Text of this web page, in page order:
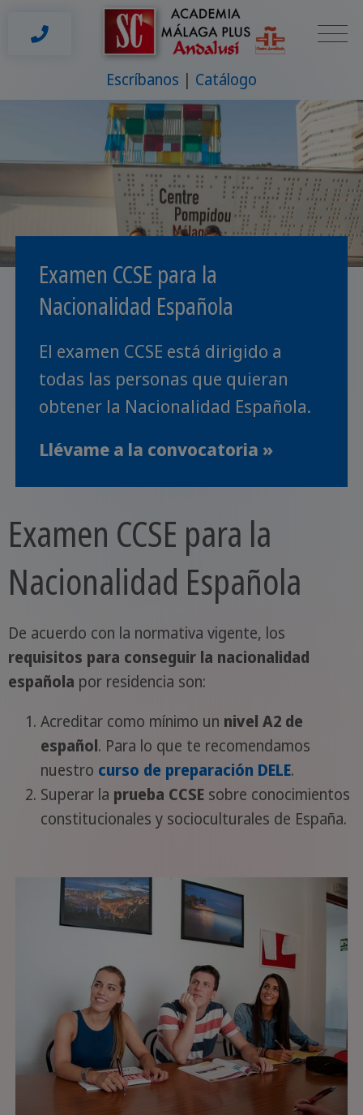
Escríbanos Catálogo
Examen CCSE para la
Nacionalidad Española
El examen CCSE está dirigido a
todas las personas que quieran
obtener la Nacionalidad Española.
Llévame a la convocatoria »
Examen CCSE para la
Nacionalidad Española
De acuerdo con la normativa vigente, los
requisitos para conseguir la nacionalidad
española por residencia son:
Acreditar como mínimo un nivel A2 de
español. Para lo que te recomendamos
nuestro curso de preparación DELE.
Superar la prueba CCSEsobre conocimientos
constitucionales y socioculturales de España.